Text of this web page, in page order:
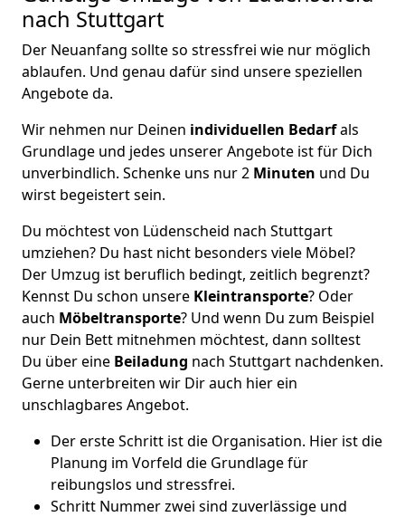
nach Stuttgart
Der Neuanfang sollte so stressfrei wie nur möglich
ablaufen. Und genau dafür sind unsere speziellen
Angebote da.
Wir nehmen nur Deinen individuellen Bedarfals
Grundlage und jedes unserer Angebote ist für Dich
unverbindlich. Schenke uns nur 2 Minuten und Du
wirst begeistert sein.
Du möchtest von Lüdenscheid nach Stuttgart
umziehen? Du hast nicht besonders viele Möbel?
Der Umzug ist beruflich bedingt, zeitlich begrenzt?
Kennst Du schon unsere Kleintransporte? Oder
auch Möbeltransporte? Und wenn Du zum Beispiel
nur Dein Bett mitnehmen möchtest, dann solltest
Du über eine Beiladung nach Stuttgart nachdenken.
Gerne unterbreiten wir Dir auch hier ein
unschlagbares Angebot.
Der erste Schritt ist die Organisation. Hier ist die
Planung im Vorfeld die Grundlage für
reibungslos und stressfrei.
Schritt Nummer zwei sind zuverlässige und